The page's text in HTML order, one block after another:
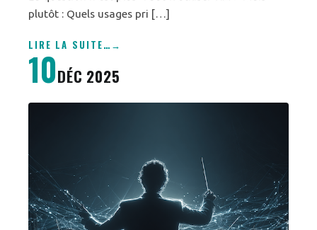
plutôt : Quels usages pri […]
LIRE LA SUITE…
10DÉC 2025